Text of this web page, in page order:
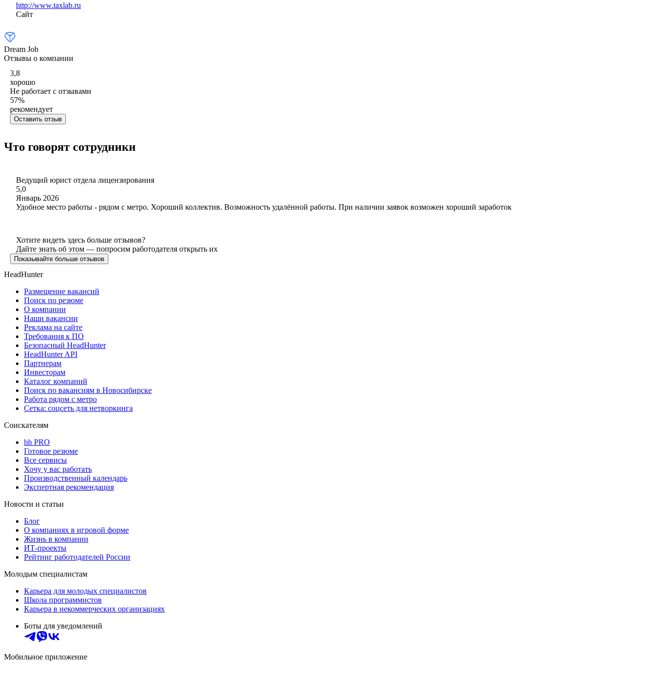
http://www.taxlab.ru
Сайт
Dream Job
Отзывы о компании
3,8
хорошо
Не работает с отзывами
57%
рекомендует
Оставить отзыв
Что говорят сотрудники
Ведущий юрист отдела лицензирования
5,0
Январь 2026
Удобное место работы - рядом с метро. Хороший коллектив. Возможность удалённой работы. При наличии заявок возможен хороший заработок
Хотите видеть здесь больше отзывов?
Дайте знать об этом — попросим работодателя открыть их
Показывайте больше отзывов
HeadHunter
Размещение вакансий
Поиск по резюме
О компании
Наши вакансии
Реклама на сайте
Требования к ПО
Безопасный HeadHunter
HeadHunter API
Партнерам
Инвесторам
Каталог компаний
Поиск по вакансиям в Новосибирске
Работа рядом с метро
Сетка: соцсеть для нетворкинга
Соискателям
hh PRO
Готовое резюме
Все сервисы
Хочу у вас работать
Производственный календарь
Экспертная рекомендация
Новости и статьи
Блог
О компаниях в игровой форме
Жизнь в компании
ИТ-проекты
Рейтинг работодателей России
Молодым специалистам
Карьера для молодых специалистов
Школа программистов
Карьера в некоммерческих организациях
Боты для уведомлений
Мобильное приложение